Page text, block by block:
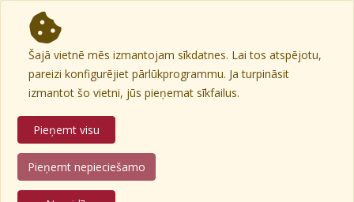
Šajā vietnē mēs izmantojam sīkdatnes. Lai tos atspējotu,
pareizi konfigurējiet pārlūkprogrammu. Ja turpināsit
izmantot šo vietni, jūs pieņemat sīkfailus.
Pieņemt visu
Pieņemt nepieciešamo